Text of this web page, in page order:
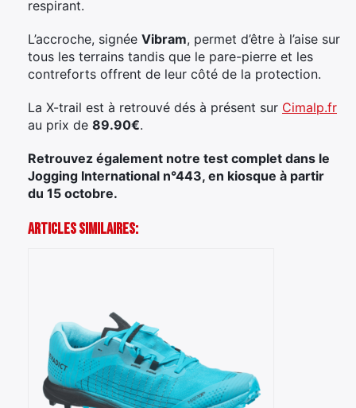
respirant.
L’accroche, signée Vibram, permet d’être à l’aise sur
tous les terrains tandis que le pare-pierre et les
contreforts offrent de leur côté de la protection.
La X-trail est à retrouvé dés à présent sur Cimalp.fr
au prix de 89.90€.
Retrouvez également notre test complet dans le
Jogging International n°443, en kiosque à partir
du 15 octobre.
Articles Similaires: